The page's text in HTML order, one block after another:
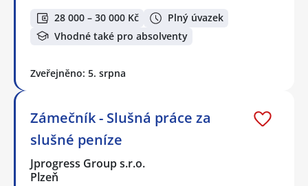
28 000 – 30 000 Kč
Plný úvazek
Vhodné také pro absolventy
Zveřejněno: 5. srpna
Zámečník - Slušná práce za
slušné peníze
Jprogress Group s.r.o.
Plzeň